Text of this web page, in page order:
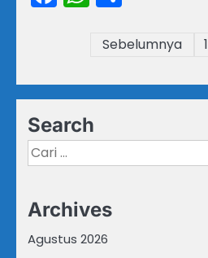
PaginasiSebelumnya 1
Search
Cari
untuk:
Archives
Agustus 2026